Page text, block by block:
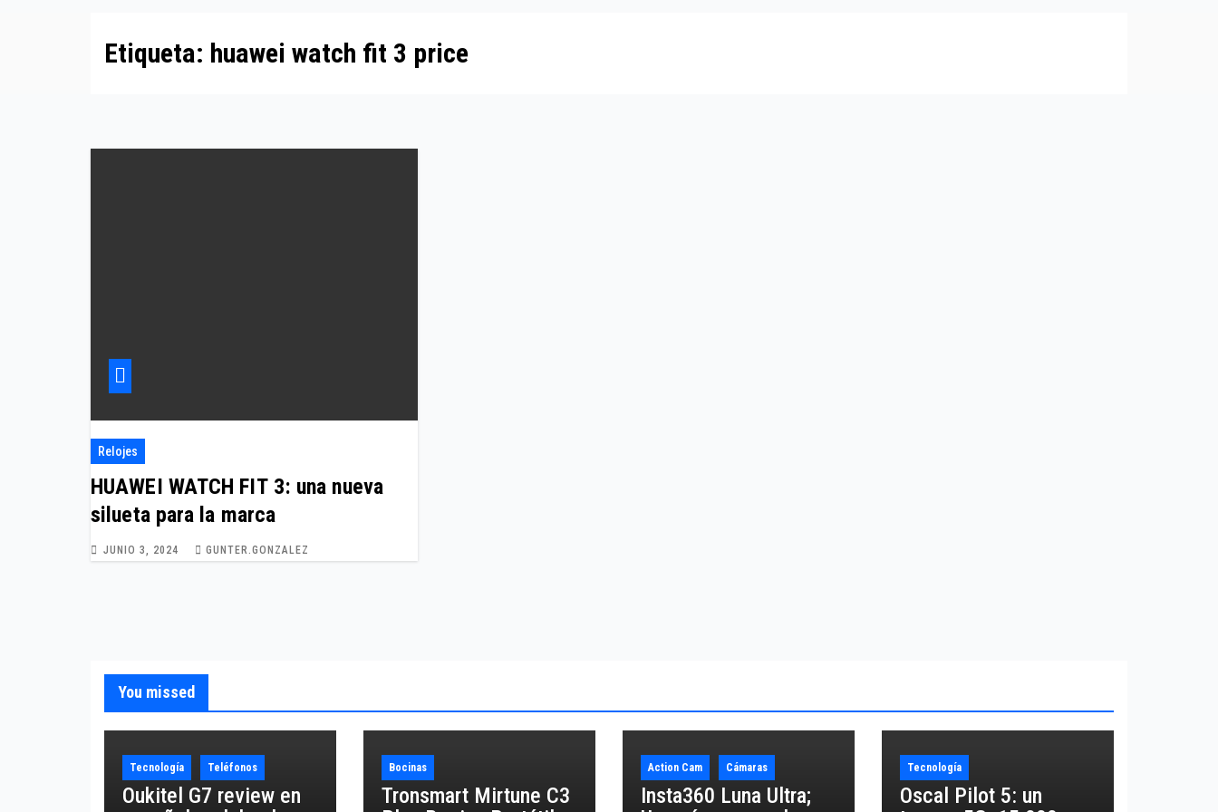
Etiqueta: huawei watch fit 3 price
Relojes
HUAWEI WATCH FIT 3: una nueva
silueta para la marca
JUNIO 3, 2024 GUNTER.GONZALEZ
You missed
Tecnología Teléfonos
Oukitel G7 review en
Bocinas
Tronsmart Mirtune C3
Action Cam Cámaras
Insta360 Luna Ultra;
Tecnología
Oscal Pilot 5: un